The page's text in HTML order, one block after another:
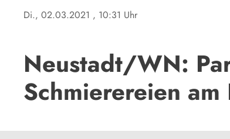
Di., 02.03.2021 , 10:31 Uhr
Neustadt/WN:
Schmierereien am